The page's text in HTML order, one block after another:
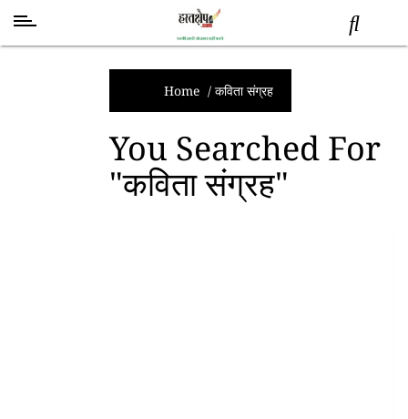
Home / कविता संग्रह
You Searched For
"कविता संग्रह"